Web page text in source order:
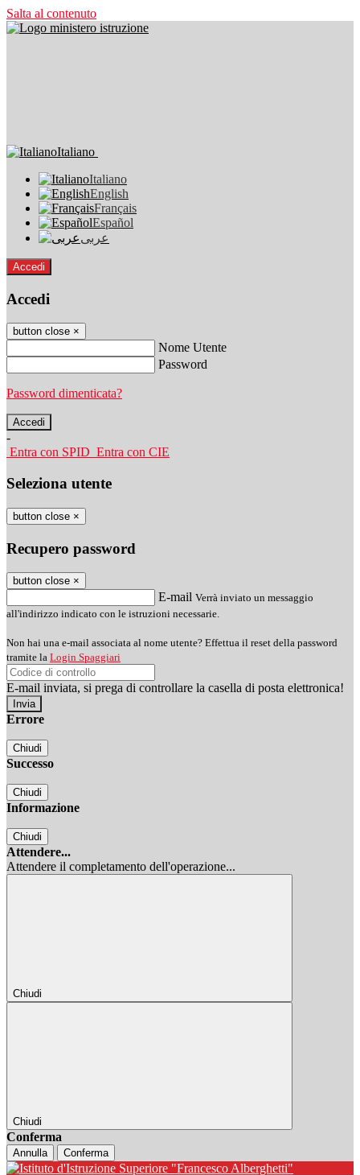
Salta al contenuto
Italiano
Italiano
English
Français
Español
عربى
Accedi
Accedi
button close ×
Nome Utente
Password
Password dimenticata?
-
Entra con SPID Entra con CIE
Seleziona utente
button close ×
Recupero password
button close ×
E-mail Verrà inviato un messaggio
all'indirizzo indicato con le istruzioni necessarie.
Non hai una e-mail associata al nome utente? Effettua il reset della password
tramite la Login Spaggiari
E-mail inviata, si prega di controllare la casella di posta elettronica!
Errore
Chiudi
Successo
Chiudi
Informazione
Chiudi
Attendere...
Attendere il completamento dell'operazione...
Chiudi
Chiudi
Conferma
Annulla Conferma